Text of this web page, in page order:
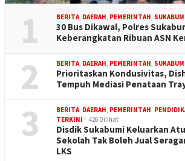
1 BERITA DAERAH PEMERINTAH
30 Bus Dikawal, Polres
Keberangkatan Ribuan ASN
2 BERITA DAERAH PEMERINTAH
Prioritaskan Kondusivitas,
Tempuh Mediasi Penataan
3 BERITA DAERAH PEMERINTAH
TERKINI
426 Dilihat
Disdik Sukabumi Keluarkan
Sekolah Tak Boleh Jual
LKS